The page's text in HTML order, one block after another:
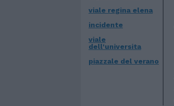
viale regina elena
incidente
viale
dell'universita
piazzale del verano